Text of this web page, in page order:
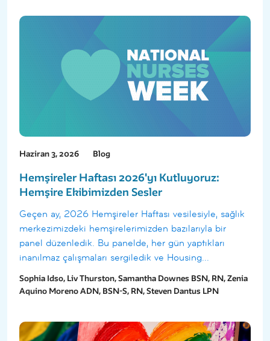
Haziran 3, 2026 Blog
Hemşireler Haftası 2026'yı Kutluyoruz:
Hemşire Ekibimizden Sesler
Geçen ay, 2026 Hemşireler Haftası vesilesiyle, sağlık
merkezimizdeki hemşirelerimizden bazılarıyla bir
panel düzenledik. Bu panelde, her gün yaptıkları
inanılmaz çalışmaları sergiledik ve Housing...
Sophia Idso, Liv Thurston, Samantha Downes BSN, RN, Zenia
Aquino Moreno ADN, BSN-S, RN, Steven Dantus LPN